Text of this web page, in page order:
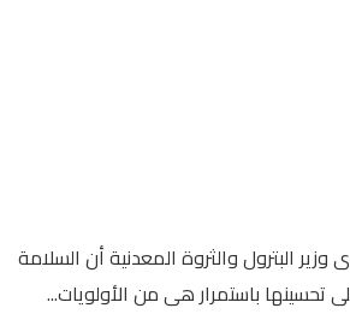
البترول والثروة المعدنية أن السلامة
تحسينها باستمرار هى من الأولويات...